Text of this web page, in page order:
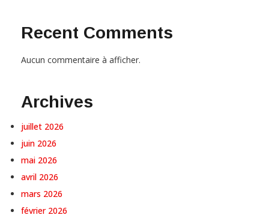
Recent Comments
Aucun commentaire à afficher.
Archives
juillet 2026
juin 2026
mai 2026
avril 2026
mars 2026
février 2026